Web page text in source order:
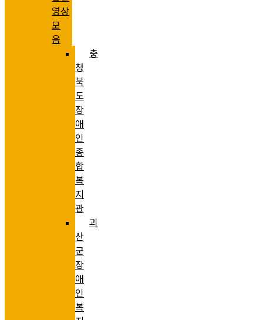
영상
모
음
충
청
북
도
장
애
인
종
합
복
지
관
괴
산
군
장
애
인
복